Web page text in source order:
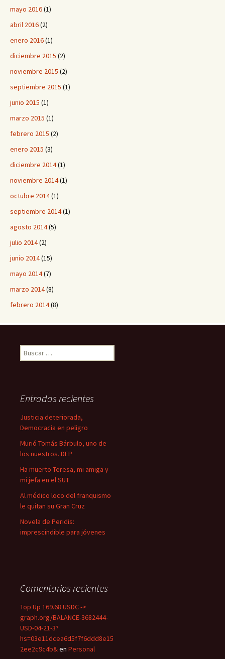
mayo 2016(1)
abril 2016(2)
enero 2016(1)
diciembre 2015 (2)
noviembre 2015 (2)
septiembre 2015 (1)
junio 2015 (1)
marzo 2015 (1)
febrero 2015 (2)
enero 2015 (3)
diciembre 2014(1)
noviembre 2014(1)
octubre 2014(1)
septiembre 2014(1)
agosto 2014(5)
julio 2014(2)
junio 2014(15)
mayo 2014(7)
marzo 2014(8)
febrero 2014(8)
B
u
rEntradas recientes
Justicia deteriorada,
Democracia en peligro
Murió Tomás Bárbulo, uno de
los nuestros. DEP
Ha muerto Teresa, mi amiga y
mi jefa en el SUT
Al médico loco del franquismo
le quitan su Gran Cruz
Novela de Peridis:
imprescindible para jóvenes
Comentarios recientes
Top Up 169.68 USDC ->
graph.org/BALANCE-3682444-
USD-04-21-3?
hs=03e11dcea6d5f7f6ddd8e15
2ee2c9c4b&en Personal